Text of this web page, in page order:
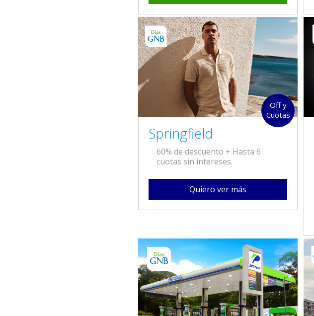
Off y
Cuotas
Springfield
60% de descuento + Hasta 6
cuotas sin intereses.
Quiero ver más